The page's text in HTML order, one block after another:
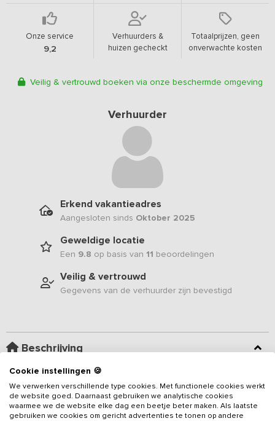
Onze service
9,2
Verhuurders &
huizen gecheckt
Totaalprijzen, geen
onverwachte kosten
Veilig & vertrouwd boeken via onze beschermde omgeving
Verhuurder
Erkend vakantieadres
Aangesloten sinds Oktober 2025
Geweldige locatie
Een 9.8 op basis van 11 beoordelingen
Veilig & vertrouwd
Gegevens van de verhuurder zijn bevestigd
Beschrijving
prachtige plek aan het water
groepsaccommodatie voor12 (max 15) personen, met 6 ruime,
sfeervolle slaapkamers en eigen sanitair. Deze fraaie woning
biedt alle comfort die je zoekt voor een verblijf met vrienden of
Cookie instellingen 🍪
We verwerken verschillende type cookies. Met functionele cookies werkt
de website goed. Daarnaast gebruiken we analytische cookies
waarmee we de website elke dag een beetje beter maken. Als laatste
gebruiken we cookies om gericht advertenties te tonen op andere